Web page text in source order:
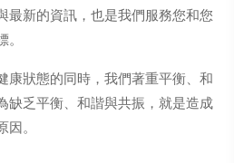
最新的資訊，也是我們服務您和您
康狀態的同時，我們著重平衡、和
缺乏平衡、和諧與共振，就是造成
。